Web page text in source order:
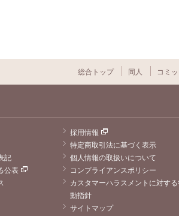
総合トップ 同人 コミ
採用情報
特定商取引法に基づく表示
記
個人情報の取扱いについて
公表
コンプライアンスポリシー
カスタマーハラスメントに対す
動指針
サイトマップ